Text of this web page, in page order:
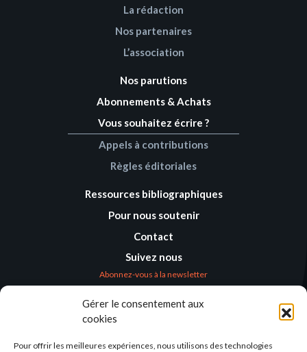
Gérer le consentement aux
cookies
Pour offrir les meilleures expériences, nous utilisons des technologies
La rédaction
Nos partenaires
L’association
Nos parutions
Abonnements & Achats
Vous souhaitez écrire ?
Appels à contributions
Règles éditoriales
Ressources bibliographiques
Pour nous soutenir
Contact
Suivez nous
Abonnez-vous à la newsletter
Humanitaires –